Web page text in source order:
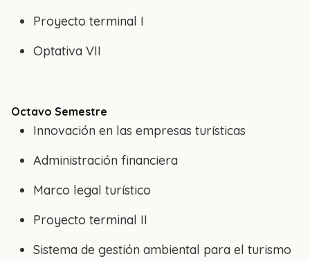
Proyecto terminal I
Optativa VII
Octavo Semestre
Innovación en las empresas turísticas
Administración financiera
Marco legal turístico
Proyecto terminal II
Sistema de gestión ambiental para el turismo